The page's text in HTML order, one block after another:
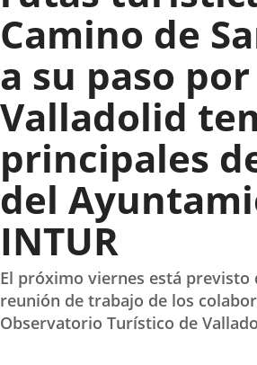
Camino de
a su paso por
Valladolid
principales
del
INTUR
El próximo viernes está previsto
reunión de trabajo de los
Observatorio Turístico de